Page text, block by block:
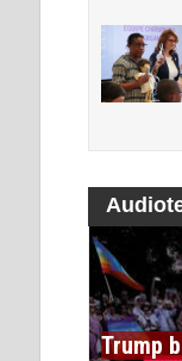
Trump